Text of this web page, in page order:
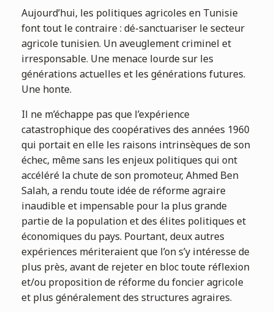
Aujourd’hui, les politiques agricoles en Tunisie
font tout le contraire : dé-sanctuariser le secteur
agricole tunisien. Un aveuglement criminel et
irresponsable. Une menace lourde sur les
générations actuelles et les générations futures.
Une honte.
Il ne m’échappe pas que l’expérience
catastrophique des coopératives des années 1960
qui portait en elle les raisons intrinsèques de son
échec, même sans les enjeux politiques qui ont
accéléré la chute de son promoteur, Ahmed Ben
Salah, a rendu toute idée de réforme agraire
inaudible et impensable pour la plus grande
partie de la population et des élites politiques et
économiques du pays. Pourtant, deux autres
expériences mériteraient que l’on s’y intéresse de
plus près, avant de rejeter en bloc toute réflexion
et/ou proposition de réforme du foncier agricole
et plus généralement des structures agraires.